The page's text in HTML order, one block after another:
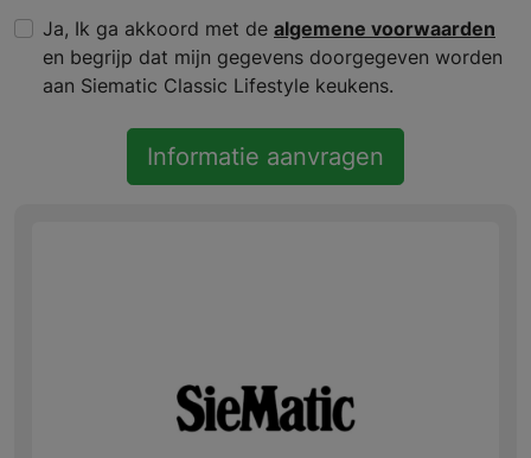
Ja, Ik ga akkoord met de algemene voorwaarden
en begrijp dat mijn gegevens doorgegeven worden
aan Siematic Classic Lifestyle keukens.
Informatie aanvragen